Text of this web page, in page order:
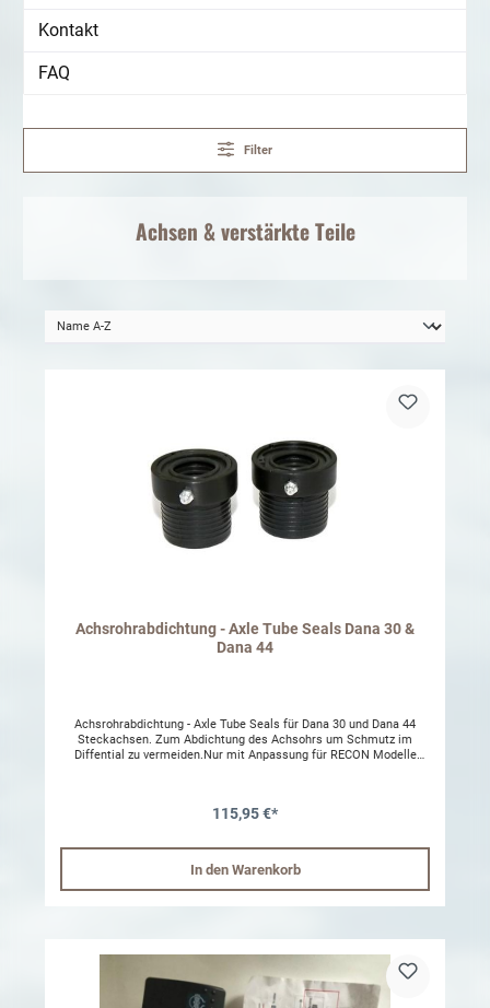
Kontakt
FAQ
Filter
Achsen & verstärkte Teile
Achsrohrabdichtung - Axle Tube Seals Dana 30 &
Dana 44
Achsrohrabdichtung - Axle Tube Seals für Dana 30 und Dana 44
Steckachsen. Zum Abdichtung des Achsohrs um Schmutz im
Diffential zu vermeiden.Nur mit Anpassung für RECON Modelle
115,95 €*
In den Warenkorb